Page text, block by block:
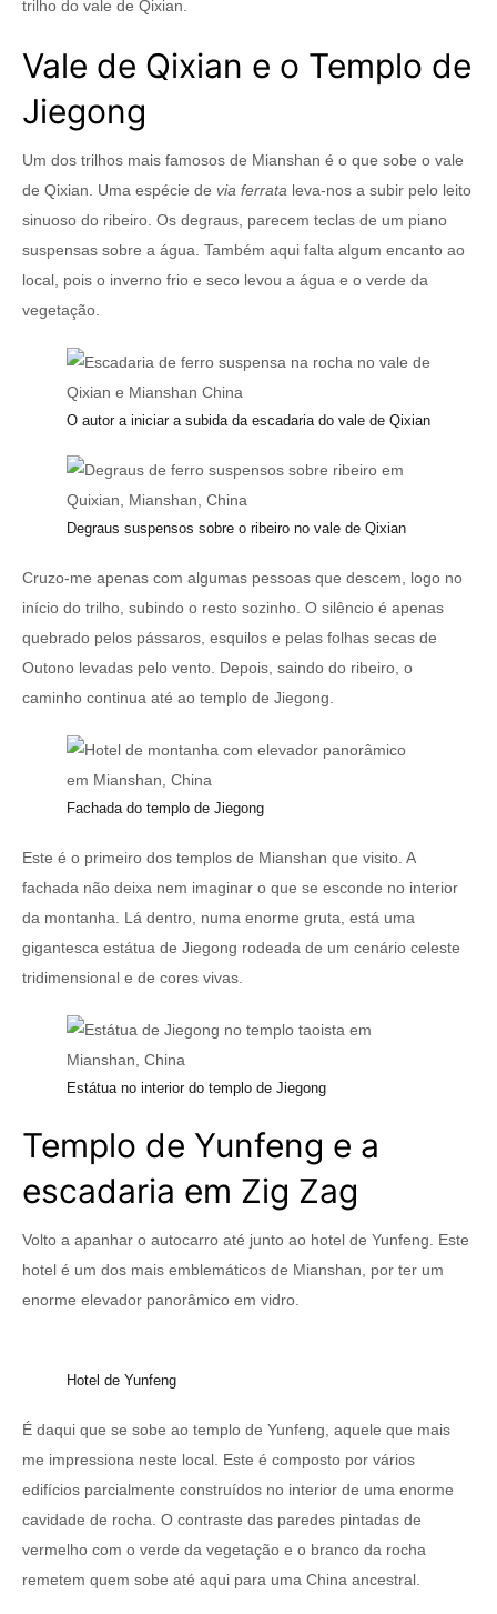
trilho do vale de Qixian.
Vale de Qixian e o Templo de
Jiegong
Um dos trilhos mais famosos de Mianshan é o que sobe o vale
de Qixian. Uma espécie de via ferrata leva-nos a subir pelo leito
sinuoso do ribeiro. Os degraus, parecem teclas de um piano
suspensas sobre a água. Também aqui falta algum encanto ao
local, pois o inverno frio e seco levou a água e o verde da
vegetação.
O autor a iniciar a subida da escadaria do vale de Qixian
Degraus suspensos sobre o ribeiro no vale de Qixian
Cruzo-me apenas com algumas pessoas que descem, logo no
início do trilho, subindo o resto sozinho. O silêncio é apenas
quebrado pelos pássaros, esquilos e pelas folhas secas de
Outono levadas pelo vento. Depois, saindo do ribeiro, o
caminho continua até ao templo de Jiegong.
Fachada do templo de Jiegong
Este é o primeiro dos templos de Mianshan que visito. A
fachada não deixa nem imaginar o que se esconde no interior
da montanha. Lá dentro, numa enorme gruta, está uma
gigantesca estátua de Jiegong rodeada de um cenário celeste
tridimensional e de cores vivas.
Estátua no interior do templo de Jiegong
Templo de Yunfeng e a
escadaria em Zig Zag
Volto a apanhar o autocarro até junto ao hotel de Yunfeng. Este
hotel é um dos mais emblemáticos de Mianshan, por ter um
enorme elevador panorâmico em vidro.
Hotel de Yunfeng
É daqui que se sobe ao templo de Yunfeng, aquele que mais
me impressiona neste local. Este é composto por vários
edifícios parcialmente construídos no interior de uma enorme
cavidade de rocha. O contraste das paredes pintadas de
vermelho com o verde da vegetação e o branco da rocha
remetem quem sobe até aqui para uma China ancestral.